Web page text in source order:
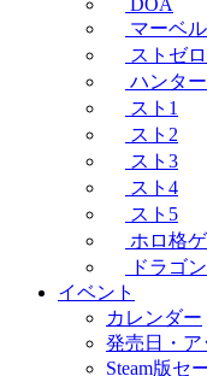
DOA
マーベ
ストゼロ
ハンタ
スト1
スト2
スト3
スト4
スト5
ホロ格
ドラゴ
イベント
カレンダー
発売日・ア
Steam版セ